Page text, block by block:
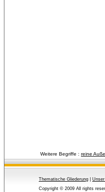
Weitere Begriffe : reine
Thematische Gliederung
Copyright © 2009 All rights